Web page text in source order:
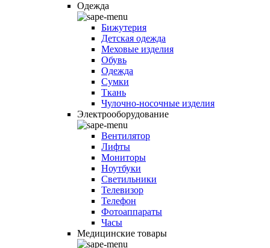
Одежда
Бижутерия
Детская одежда
Меховые изделия
Обувь
Одежда
Сумки
Ткань
Чулочно-носочные изделия
Электрооборудование
Вентилятор
Лифты
Мониторы
Ноутбуки
Светильники
Телевизор
Телефон
Фотоаппараты
Часы
Медицинские товары